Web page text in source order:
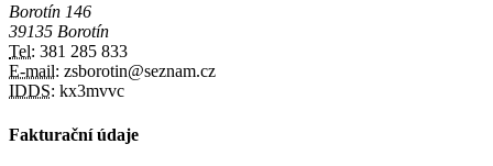
Borotín 146
39135 Borotín
Tel: 381 285 833
E-mail: zsborotin@seznam.cz
IDDS: kx3mvvc
Fakturační údaje